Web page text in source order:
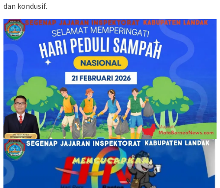
dan kondusif.